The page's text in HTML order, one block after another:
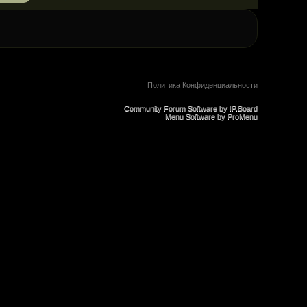
Политика Конфиденциальности
Community Forum Software by IP.Board
Menu Software by ProMenu